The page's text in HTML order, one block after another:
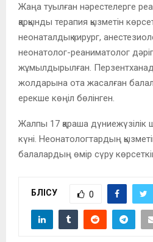
Жаңа туылған нәрестелерге
қарқынды терапия қызметін
неонаталдық хирург,
неонатолог-реаниматолог
жұмылдырылған.
жолдарына ота жасалған
ерекше көңіл бөлінген.
Жалпы 17 қараша дүниежүзілік
күні. Неонатологтардың
балалардың өмір сүру
БӨЛІСУ 0